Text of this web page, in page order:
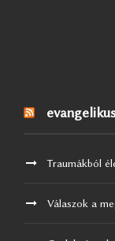
Traumákból
Válaszok a